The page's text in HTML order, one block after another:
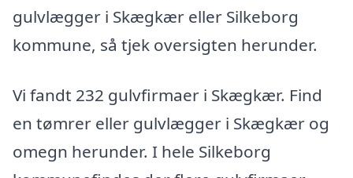
gulvlægger i Skægkær eller Silkeborg
kommune, så tjek oversigten herunder.
Vi fandt 232 gulvfirmaer i Skægkær. Find
en tømrer eller gulvlægger i Skægkær og
omegn herunder. I hele Silkeborg